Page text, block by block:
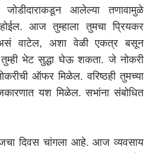
आलेल्या तणावामुळे
होईल. आज तुम्हाला तुमचा प्रियकर
असं वाटेल, अशा वेळी एकत्र बसून
भेट सुद्धा घेऊ शकता. जे नोकरी
ऑफर मिळेल. वरिष्ठही तुमच्या
यश मिळेल. सभांना संबोधित
दिवस चांगला आहे. आज व्यवसाय